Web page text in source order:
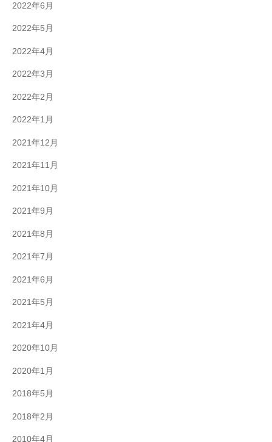
2022年6月
2022年5月
2022年4月
2022年3月
2022年2月
2022年1月
2021年12月
2021年11月
2021年10月
2021年9月
2021年8月
2021年7月
2021年6月
2021年5月
2021年4月
2020年10月
2020年1月
2018年5月
2018年2月
2010年4月